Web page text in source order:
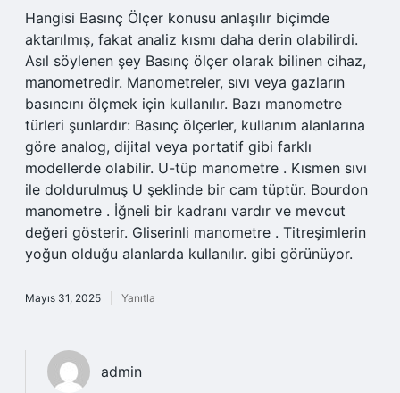
Hangisi Basınç Ölçer konusu anlaşılır biçimde
aktarılmış, fakat analiz kısmı daha derin olabilirdi.
Asıl söylenen şey Basınç ölçer olarak bilinen cihaz,
manometredir. Manometreler, sıvı veya gazların
basıncını ölçmek için kullanılır. Bazı manometre
türleri şunlardır: Basınç ölçerler, kullanım alanlarına
göre analog, dijital veya portatif gibi farklı
modellerde olabilir. U-tüp manometre . Kısmen sıvı
ile doldurulmuş U şeklinde bir cam tüptür. Bourdon
manometre . İğneli bir kadranı vardır ve mevcut
değeri gösterir. Gliserinli manometre . Titreşimlerin
yoğun olduğu alanlarda kullanılır. gibi görünüyor.
Mayıs 31, 2025 Yanıtla
admin